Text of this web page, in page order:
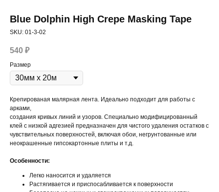
Blue Dolphin High Crepe Masking Tape
SKU: 01-3-02
540 ₽
Размер
Крепированая малярная лента. Идеально подходит для работы с
арками,
создания кривых линий и узоров. Специально модифицированный
клей с низкой адгезией предназначен для чистого удаления остатков с
чувствительных поверхностей, включая обои, негрунтованные или
неокрашенные гипсокартонные плиты и т.д.
Особенности:
Легко наносится и удаляется
Растягивается и приспосабливается к поверхности